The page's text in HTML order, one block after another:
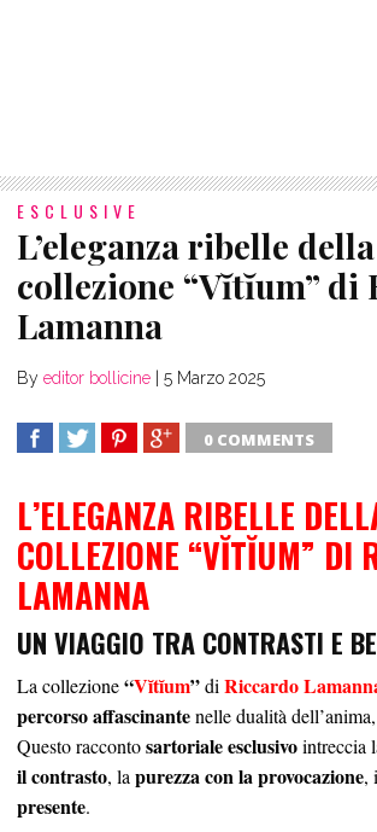
ESCLUSIVE
L’eleganza ribelle della
collezione “Vĭtĭum” di
Lamanna
By editor bollicine 5 Marzo 2025
0 COMMENTS
L’ELEGANZA RIBELLE
COLLEZIONE “VĬTĬUM” DI
LAMANNA
UN VIAGGIO TRA CONTRASTI E
La collezione“Vĭtĭum”diRiccardo
percorso affascinantenelle dualità
Questo raccontosartoriale esclusivointreccia
il contrasto, lapurezza con la provocazione,
presente.